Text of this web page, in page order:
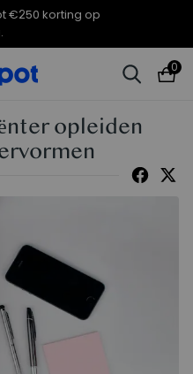
€250 korting op
0
opleiden